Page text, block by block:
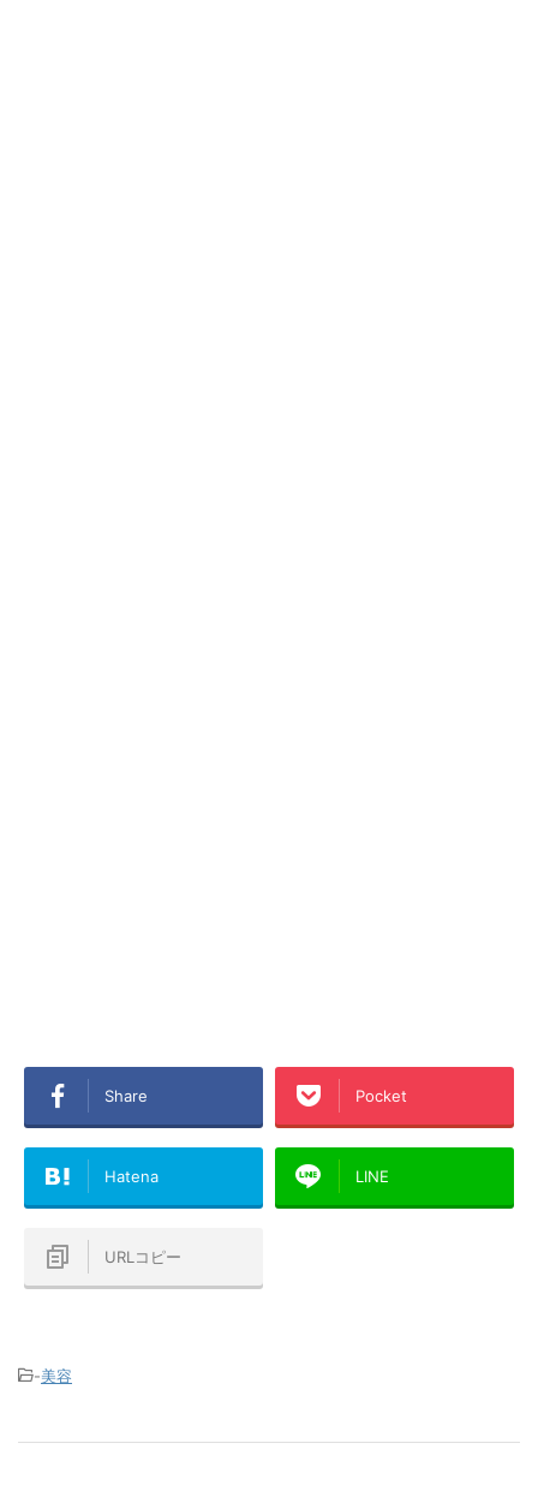
Share Pocket
Hatena LINE
URLコピー
-美容